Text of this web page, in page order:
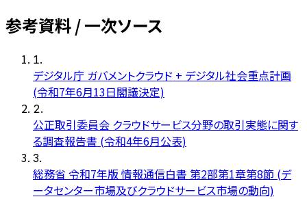
参考資料 / 一次ソース
1.
デジタル庁 ガバメントクラウド + デジタル社会重点計画
(令和7年6月13日閣議決定)
2.
公正取引委員会 クラウドサービス分野の取引実態に関す
る調査報告書 (令和4年6月公表)
3.
総務省 令和7年版 情報通信白書 第2部第1章第8節 (デ
ータセンター市場及びクラウドサービス市場の動向)